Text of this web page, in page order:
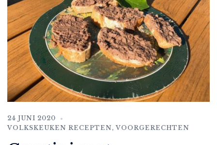
24 JUNI 2020
VOLKSKEUKEN RECEPTEN,VOORGERECHTEN